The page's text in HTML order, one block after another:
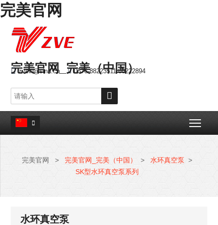
完美官网
完美官网_完美（中国）
 zvew@sina.cn  0576-88223511 88222894


完美官网 > 完美官网_完美（中国） > 水环真空泵 >
SK型水环真空泵系列
水环真空泵